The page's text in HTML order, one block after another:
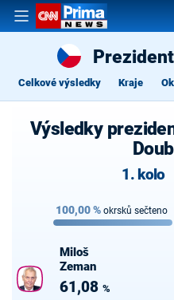
Celkové výsledky Kraje
Výsledky
1. kolo
100,00% okrsků sečteno
Miloš
Zeman
61,08 %